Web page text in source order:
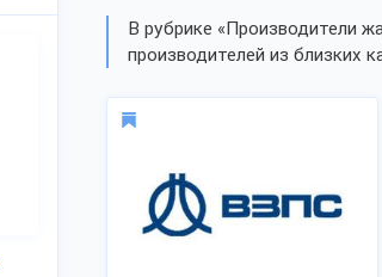
В рубрике «Производители
производителей из близких